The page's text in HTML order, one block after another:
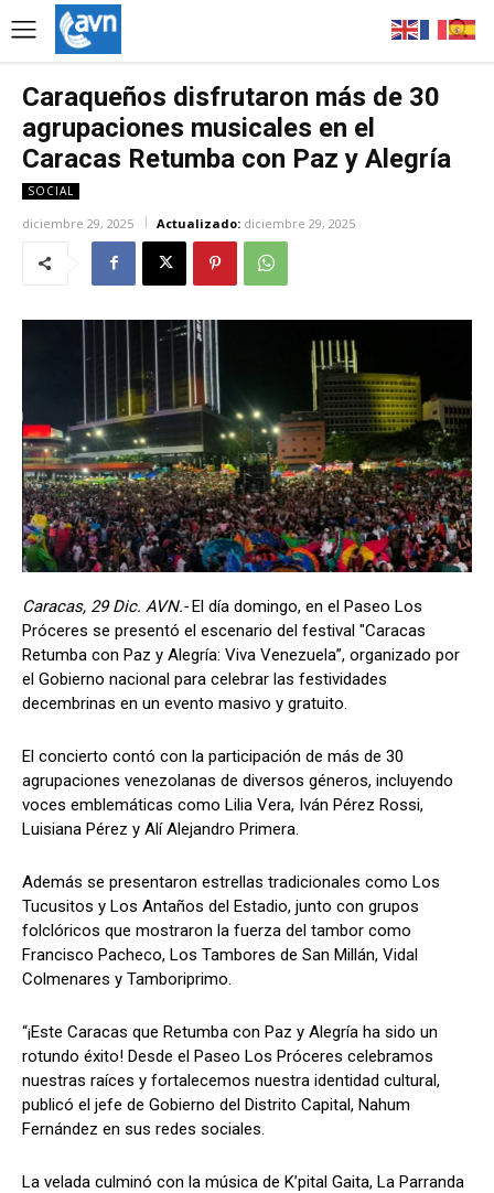
Caraqueños disfrutaron más de 30
agrupaciones musicales en el
Caracas Retumba con Paz y Alegría
SOCIAL
diciembre 29, 2025 Actualizado: diciembre 29, 2025
Caracas, 29 Dic. AVN.-El día domingo, en el Paseo Los
Próceres se presentó el escenario del festival "Caracas
Retumba con Paz y Alegría: Viva Venezuela”, organizado por
el Gobierno nacional para celebrar las festividades
decembrinas en un evento masivo y gratuito.
El concierto contó con la participación de más de 30
agrupaciones venezolanas de diversos géneros, incluyendo
voces emblemáticas como Lilia Vera, Iván Pérez Rossi,
Luisiana Pérez y Alí Alejandro Primera.
Además se presentaron estrellas tradicionales como Los
Tucusitos y Los Antaños del Estadio, junto con grupos
folclóricos que mostraron la fuerza del tambor como
Francisco Pacheco, Los Tambores de San Millán, Vidal
Colmenares y Tamboriprimo.
“¡Este Caracas que Retumba con Paz y Alegría ha sido un
rotundo éxito! Desde el Paseo Los Próceres celebramos
nuestras raíces y fortalecemos nuestra identidad cultural,
publicó el jefe de Gobierno del Distrito Capital, Nahum
Fernández en sus redes sociales.
La velada culminó con la música de K’pital Gaita, La Parranda